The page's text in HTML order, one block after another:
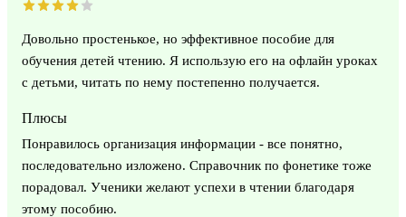
Довольно простенькое, но эффективное пособие для
обучения детей чтению. Я использую его на офлайн уроках
с детьми, читать по нему постепенно получается.
Плюсы
Понравилось организация информации - все понятно,
последовательно изложено. Справочник по фонетике тоже
порадовал. Ученики желают успехи в чтении благодаря
этому пособию.